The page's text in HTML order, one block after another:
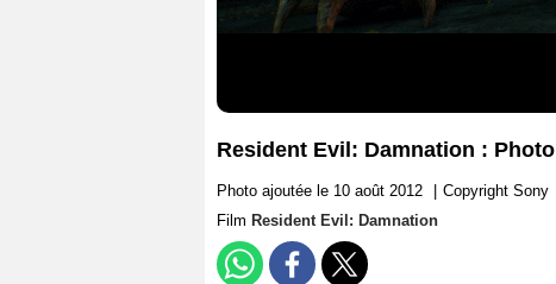
Resident Evil: Damnation : Photo
Photo ajoutée le 10 août 2012
Copyright Sony
Film Resident Evil: Damnation